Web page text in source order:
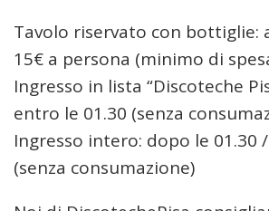
Tavolo riservato con bottiglie:
15€ a persona (minimo di
Ingresso in lista “Discoteche
entro le 01.30 (senza
Ingresso intero: dopo le 01.30
(senza consumazione)